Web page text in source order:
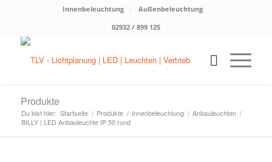
Innenbeleuchtung
Außenbeleuchtung
02932 / 899 125
Produkte
Du bist hier: Startseite / Produkte / Innenbeleuchtung / Anbauleuchten /
BILLY | LED Anbauleuchte IP 50 rund